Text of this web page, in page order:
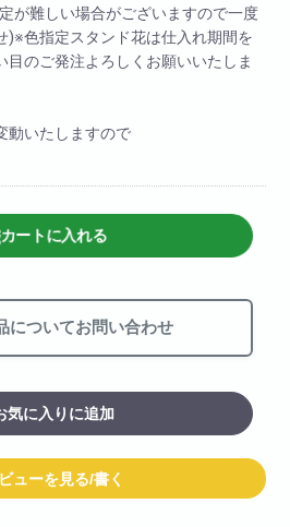
が難しい場合がございますので一度
)※色指定スタンド花は仕入れ期間を
目のご発注よろしくお願いいたしま
動いたしますので
カートに入れる
についてお問い合わせ
気に入りに追加
ューを見る/書く